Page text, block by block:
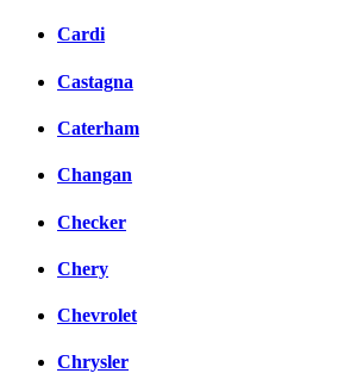
Cardi
Castagna
Caterham
Changan
Checker
Chery
Chevrolet
Chrysler